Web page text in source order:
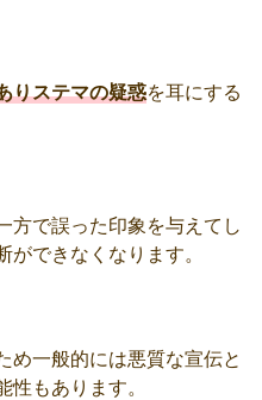
りステマの疑惑を耳にする
方で誤った印象を与えてし
できなくなります。
め一般的には悪質な宣伝と
もあります。